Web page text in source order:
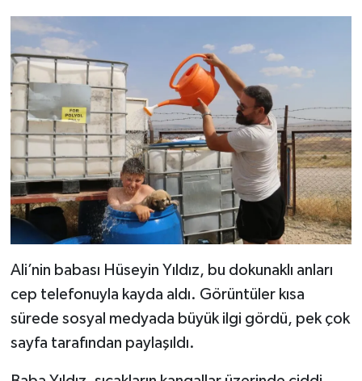
Ali’nin babası Hüseyin Yıldız, bu dokunaklı anları
cep telefonuyla kayda aldı. Görüntüler kısa
sürede sosyal medyada büyük ilgi gördü, pek çok
sayfa tarafından paylaşıldı.